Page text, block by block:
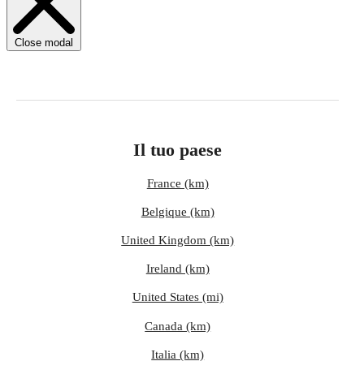
Close modal
Il tuo paese
France (km)
Belgique (km)
United Kingdom (km)
Ireland (km)
United States (mi)
Canada (km)
Italia (km)